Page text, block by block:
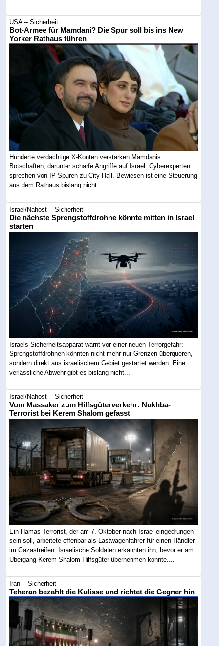
USA -- Sicherheit
Bot-Armee für Mamdani? Die Spur soll bis ins New
Yorker Rathaus führen
Hunderte verdächtige X-Konten verstärken Mamdanis
Botschaften, darunter scharfe Angriffe auf Israel. Cyberexperten
sprechen von IP-Spuren zu City Hall. Bewiesen ist eine Steuerung
aus dem Rathaus bislang nicht....
Israel/Nahost -- Sicherheit
Die nächste Sprengstoffdrohne könnte mitten in Israel
starten
Israels Sicherheitsapparat warnt vor einer neuen Terrorgefahr:
Sprengstoffdrohnen könnten nicht mehr nur Grenzen überqueren,
sondern direkt aus israelischem Gebiet gestartet werden. Eine
verlässliche Abwehr gibt es bislang nicht....
Israel/Nahost -- Sicherheit
Vom Massaker zum Hilfsgüterverkehr: Nukhba-
Terrorist bei Kerem Shalom gefasst
Ein Hamas-Terrorist, der am 7. Oktober nach Israel eingedrungen
sein soll, arbeitete offenbar als Lastwagenfahrer für einen Händler
im Gazastreifen. Israelische Soldaten erkannten ihn, bevor er am
Übergang Kerem Shalom Hilfsgüter übernehmen konnte....
Iran -- Sicherheit
Teheran bezahlt die Kulisse und richtet die Gegner hin